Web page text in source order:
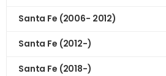
Santa Fe (2006- 2012)
Santa Fe (2012-)
Santa Fe (2018-)